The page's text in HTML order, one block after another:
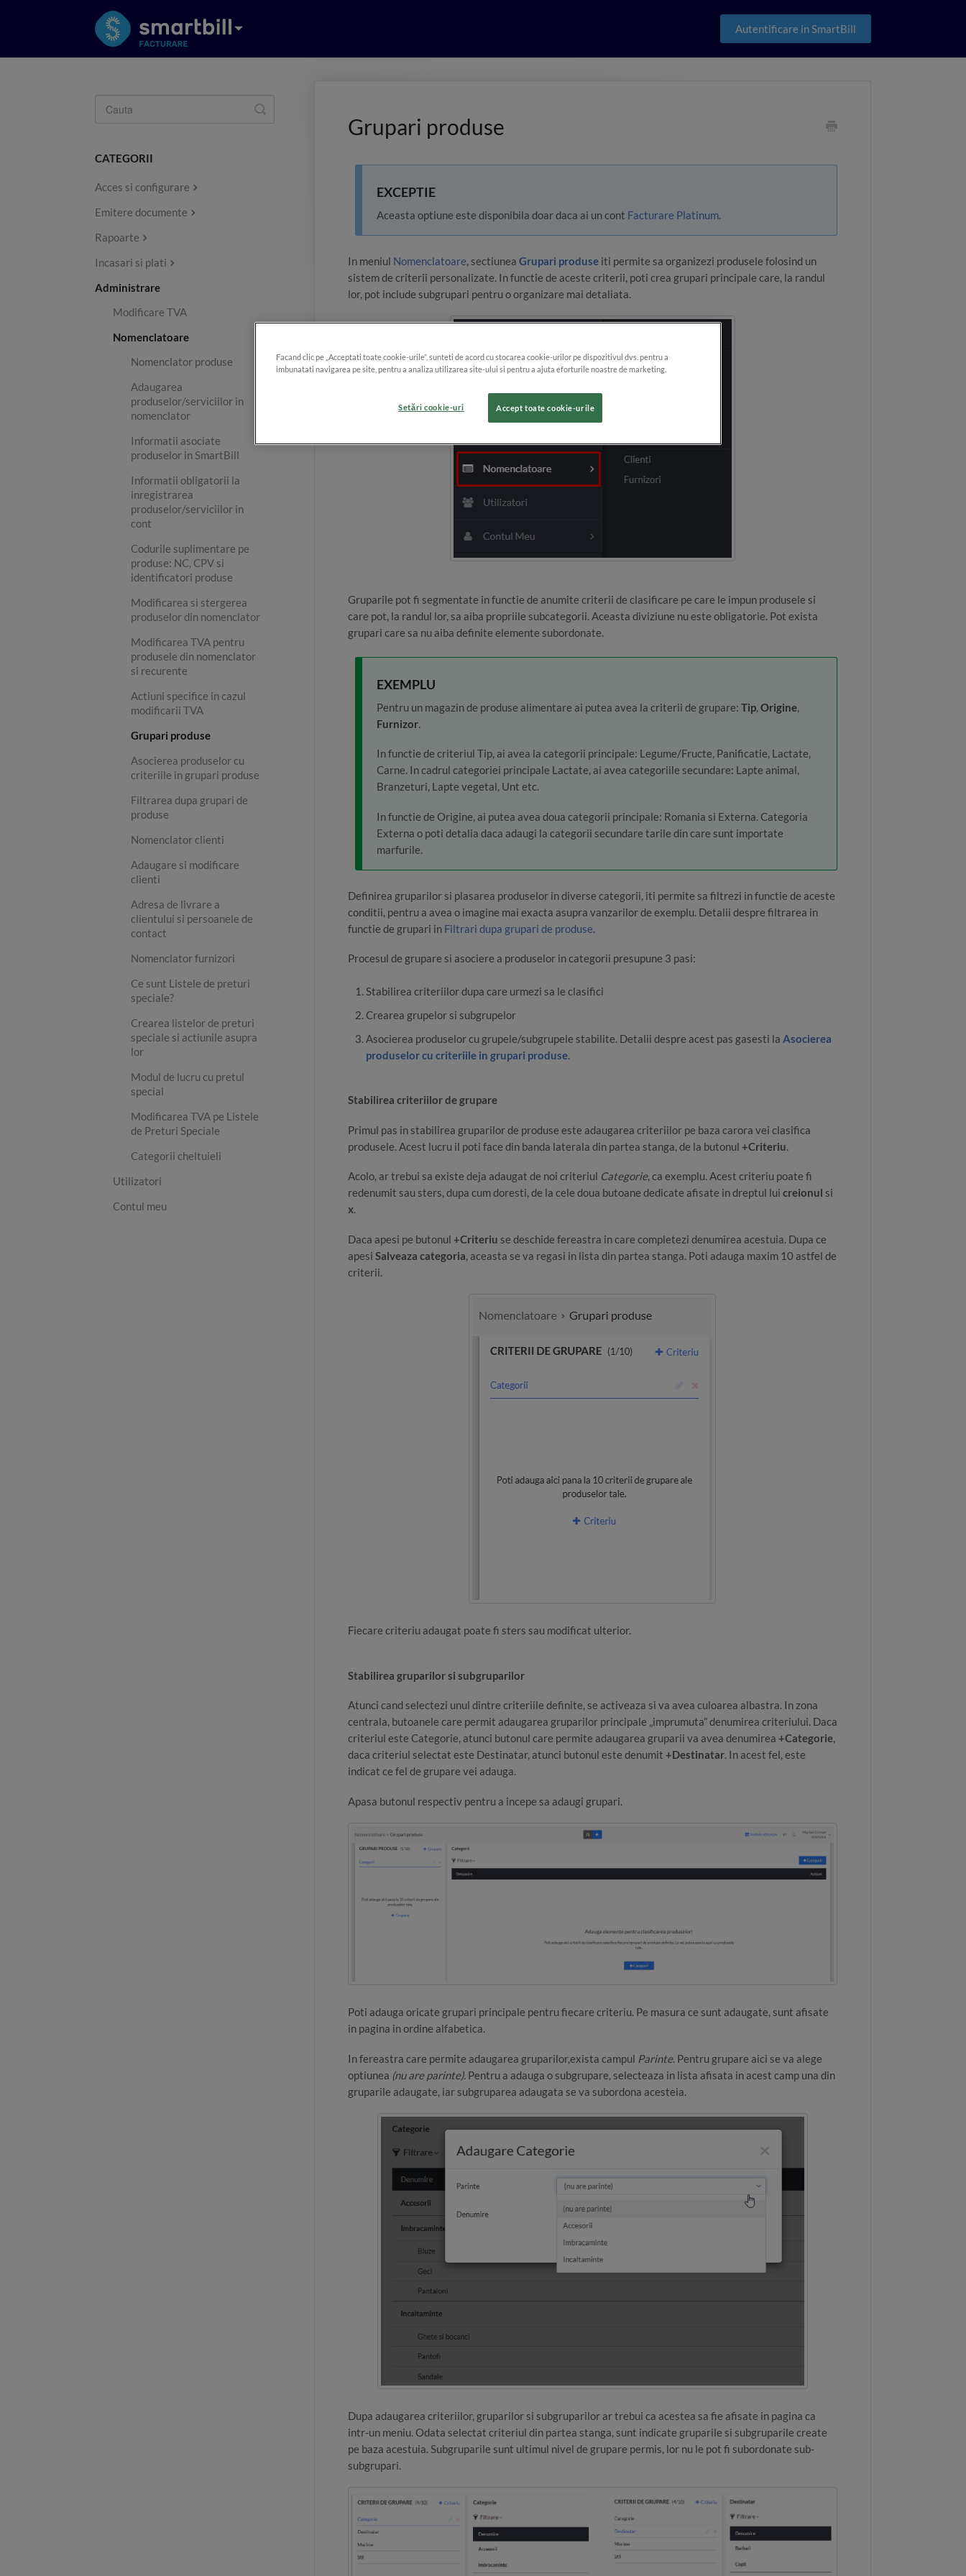
Autentificare in SmartBill
Grupari produse
EXCEPTIE
Aceasta optiune este disponibila doar daca ai un cont Facturare Platinum.
In meniul Nomenclatoare, sectiunea Grupari produseiti permite sa organizezi produsele folosind un
sistem de criterii personalizate. In functie de aceste criterii, poti crea grupari principale care, la randul
lor, pot include subgrupari pentru o organizare mai detaliata.
Gruparile pot fi segmentate in functie de anumite criterii de clasificare pe care le impun produsele si
care pot, la randul lor, sa aiba propriile subcategorii. Aceasta diviziune nu este obligatorie. Pot exista
grupari care sa nu aiba definite elemente subordonate.
EXEMPLU
Pentru un magazin de produse alimentare ai putea avea la criterii de grupare: Tip, Origine,
Furnizor.
In functie de criteriul Tip, ai avea la categorii principale: Legume/Fructe, Panificatie, Lactate,
Carne. In cadrul categoriei principale Lactate, ai avea categoriile secundare: Lapte animal,
Branzeturi, Lapte vegetal, Unt etc.
In functie de Origine, ai putea avea doua categorii principale: Romania si Externa. Categoria
Externa o poti detalia daca adaugi la categorii secundare tarile din care sunt importate
marfurile.
Definirea gruparilor si plasarea produselor in diverse categorii, iti permite sa filtrezi in functie de aceste
conditii, pentru a avea o imagine mai exacta asupra vanzarilor de exemplu. Detalii despre filtrarea in
functie de grupari in Filtrari dupa grupari de produse.
Procesul de grupare si asociere a produselor in categorii presupune 3 pasi:
Stabilirea criteriilor dupa care urmezi sa le clasifici
Crearea grupelor si subgrupelor
Asocierea produselor cu grupele/subgrupele stabilite. Detalii despre acest pas gasesti la Asocierea
produselor cu criteriile in grupari produse.
Stabilirea criteriilor de grupare
Primul pas in stabilirea gruparilor de produse este adaugarea criteriilor pe baza carora vei clasifica
produsele. Acest lucru il poti face din banda laterala din partea stanga, de la butonul +Criteriu.
Acolo, ar trebui sa existe deja adaugat de noi criteriul Categorie, ca exemplu. Acest criteriu poate fi
redenumit sau sters, dupa cum doresti, de la cele doua butoane dedicate afisate in dreptul lui creionul si
x.
Daca apesi pe butonul +Criteriu se deschide fereastra in care completezi denumirea acestuia. Dupa ce
apesi Salveaza categoria, aceasta se va regasi in lista din partea stanga. Poti adauga maxim 10 astfel de
criterii.
Fiecare criteriu adaugat poate fi sters sau modificat ulterior.
Stabilirea gruparilor si subgruparilor
Atunci cand selectezi unul dintre criteriile definite, se activeaza si va avea culoarea albastra. In zona
centrala, butoanele care permit adaugarea gruparilor principale „imprumuta” denumirea criteriului. Daca
criteriul este Categorie, atunci butonul care permite adaugarea gruparii va avea denumirea +Categorie,
daca criteriul selectat este Destinatar, atunci butonul este denumit +Destinatar. In acest fel, este
indicat ce fel de grupare vei adauga.
Apasa butonul respectiv pentru a incepe sa adaugi grupari.
Poti adauga oricate grupari principale pentru fiecare criteriu. Pe masura ce sunt adaugate, sunt afisate
in pagina in ordine alfabetica.
In fereastra care permite adaugarea gruparilor,exista campul Parinte. Pentru grupare aici se va alege
optiunea (nu are parinte). Pentru a adauga o subgrupare, selecteaza in lista afisata in acest camp una din
gruparile adaugate, iar subgruparea adaugata se va subordona acesteia.
Dupa adaugarea criteriilor, gruparilor si subgruparilor ar trebui ca acestea sa fie afisate in pagina ca
intr-un meniu. Odata selectat criteriul din partea stanga, sunt indicate gruparile si subgruparile create
pe baza acestuia. Subgruparile sunt ultimul nivel de grupare permis, lor nu le pot fi subordonate sub-
subgrupari.
Toggle
Search
CATEGORII
Acces si configurare
Emitere documente
Rapoarte
Incasari si plati
Administrare
Modificare TVA
Nomenclatoare
Nomenclator produse
Adaugarea
produselor/serviciilor in
nomenclator
Informatii asociate
produselor in SmartBill
Informatii obligatorii la
inregistrarea
produselor/serviciilor in
cont
Codurile suplimentare pe
produse: NC, CPV si
identificatori produse
Modificarea si stergerea
produselor din nomenclator
Modificarea TVA pentru
produsele din nomenclator
si recurente
Actiuni specifice in cazul
modificarii TVA
Grupari produse
Asocierea produselor cu
criteriile in grupari produse
Filtrarea dupa grupari de
produse
Nomenclator clienti
Adaugare si modificare
clienti
Adresa de livrare a
clientului si persoanele de
contact
Nomenclator furnizori
Ce sunt Listele de preturi
speciale?
Crearea listelor de preturi
speciale si actiunile asupra
lor
Modul de lucru cu pretul
special
Modificarea TVA pe Listele
de Preturi Speciale
Categorii cheltuieli
Utilizatori
Contul meu
Facand clic pe „Acceptati toate cookie-urile”, sunteti de acord cu stocarea cookie-urilor pe dispozitivul dvs. pentru a
imbunatati navigarea pe site, pentru a analiza utilizarea site-ului si pentru a ajuta eforturile noastre de marketing.
Accept toate cookie-urile
Setări cookie-uri